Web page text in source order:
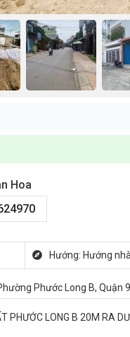
Hoa
Hướng: Hướng
Phước Long B, Quận
PHƯỚC LONG B 20M RA